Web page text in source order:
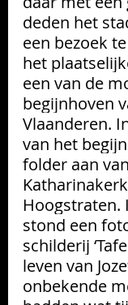
deden het
een bezoek
het
een van de
begijnhoven
Vlaanderen.
van het
folder aan
Hoogstraten.
stond een
schilderij
leven van
onbekende